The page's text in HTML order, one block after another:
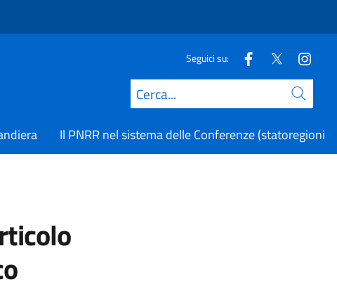
Seguici su:
Cerca
Il PNRR nel sistema delle Conferenze